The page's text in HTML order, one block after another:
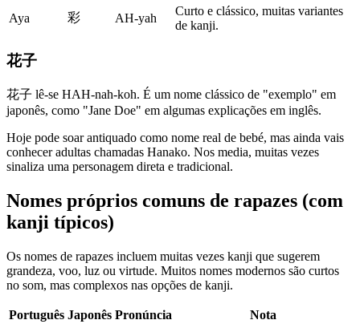
Aya
彩 AH-yah
Curto e clássico, muitas variantes
de kanji.
花子
花子 lê-se HAH-nah-koh. É um nome clássico de "exemplo" em
japonês, como "Jane Doe" em algumas explicações em inglês.
Hoje pode soar antiquado como nome real de bebé, mas ainda vais
conhecer adultas chamadas Hanako. Nos media, muitas vezes
sinaliza uma personagem direta e tradicional.
Nomes próprios comuns de rapazes (com
kanji típicos)
Os nomes de rapazes incluem muitas vezes kanji que sugerem
grandeza, voo, luz ou virtude. Muitos nomes modernos são curtos
no som, mas complexos nas opções de kanji.
Português Japonês Pronúncia
Nota